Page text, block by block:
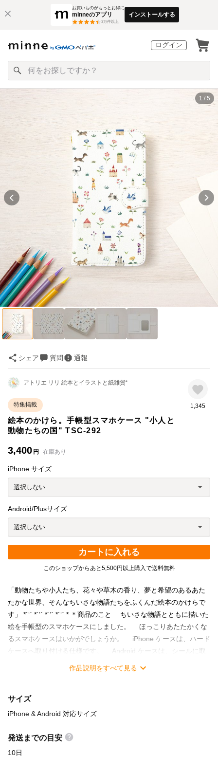
お買いものがもっとお得に
minneのアプリ
3万件以上
インストールする
ログイン
1 / 5
シェア 質問 通報
アトリエ リリ 絵本とイラストと紙雑貨*
特集掲載
絵本のかけら。手帳型スマホケース "小人と
動物たちの国" TSC-292
3,400 円 在庫あり
1,345
iPhone サイズ
Android/Plusサイズ
カートに入れる
このショップからあと5,500円以上購入で送料無料
「動物たちや小人たち、花々や草木の香り、夢と希望のあるあた
たかな世界、そんなちいさな物語たちをふくんだ絵本のかけらで
す」 *´‘` *´‘` *´‘` *´‘` * ＊商品のこと ちいさな物語とともに描いた
絵を手帳型のスマホケースにしました。 ほっこりあたたかくな
るスマホケースはいかがでしょうか。 iPhone ケースは、ハード
ケースへ取り付ける仕様です。 Android ケースは、シールに取
り付ける仕様で、適合サイズ以下の機種であれば使用できます。
ため入金確認後、10日程度（ 土日祝除く ）での発送となります。
＊対応機種のこと - iPhone 5シリーズ - iPhone 6シリーズ -
iPhone 12シリーズ - iPhone 13シリーズ - iPhone 14 - iPhone 14
Pro - iPhone 14 Pro Max - iPhone 14 Plus - iPhone 15 - iPhone
作品説明をすべて見る
サイズ
iPhone & Android 対応サイズ
発送までの目安
10日